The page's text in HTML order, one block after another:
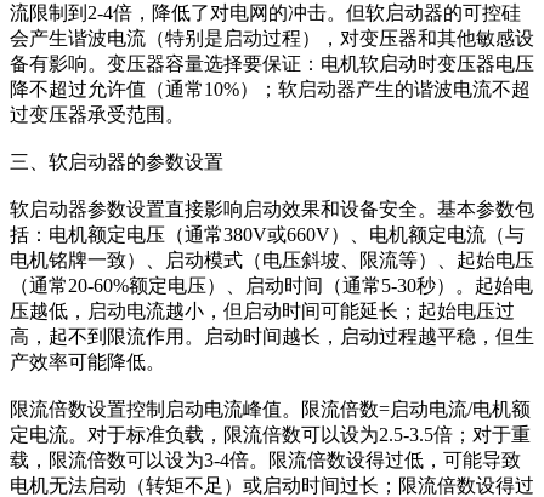
流限制到2-4倍，降低了对电网的冲击。但软启动器的可控硅
会产生谐波电流（特别是启动过程），对变压器和其他敏感设
备有影响。变压器容量选择要保证：电机软启动时变压器电压
降不超过允许值（通常10%）；软启动器产生的谐波电流不超
过变压器承受范围。
三、软启动器的参数设置
软启动器参数设置直接影响启动效果和设备安全。基本参数包
括：电机额定电压（通常380V或660V）、电机额定电流（与
电机铭牌一致）、启动模式（电压斜坡、限流等）、起始电压
（通常20-60%额定电压）、启动时间（通常5-30秒）。起始电
压越低，启动电流越小，但启动时间可能延长；起始电压过
高，起不到限流作用。启动时间越长，启动过程越平稳，但生
产效率可能降低。
限流倍数设置控制启动电流峰值。限流倍数=启动电流/电机额
定电流。对于标准负载，限流倍数可以设为2.5-3.5倍；对于重
载，限流倍数可以设为3-4倍。限流倍数设得过低，可能导致
电机无法启动（转矩不足）或启动时间过长；限流倍数设得过